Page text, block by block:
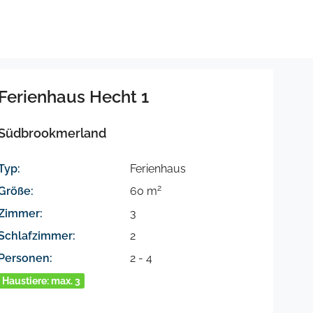
Hecht 1
Ferienhaus
60 m2
3
2
2 - 4
Haustiere: max. 3